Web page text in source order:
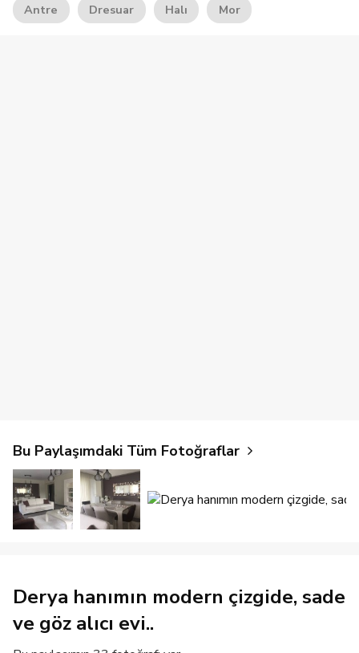
Antre Dresuar Halı Mor
Bu Paylaşımdaki Tüm Fotoğraflar
Derya hanımın modern çizgide, sade
ve göz alıcı evi..